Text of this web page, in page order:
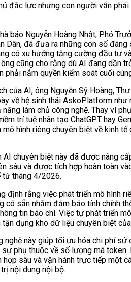
đắc lực nhưng con người vẫn phải
báo Nguyễn Hoàng Nhật, Phó
Dân, đã đưa ra những con số đáng
có xu hướng tăng cường đầu tư
cũng cho rằng dù AI đang dần
nắm quyền kiểm soát cuối
của AI, ông Nguyễn Sỹ Hoàng,
về hệ sinh thái AskoPlatform như
làm chủ công nghệ. Thay vì
trí tuệ nhân tạo ChatGPT hay
hình riêng chuyên biệt về kinh tế
AI chuyên biệt này đã được nâng
sâu và được tích hợp hoàn toàn
từ tháng 4/2026.
định rằng việc phát triển mô hình
có sẵn nhằm đảm bảo tính chính
tin báo chí. Việc tự phát triển
dụng kho dữ liệu chuyên biệt
nghệ này giúp tối ưu hóa chi phí sử
phụ thuộc về số lượng mã token.
sâu và vận hành trực tiếp một
nội dung nội bộ.